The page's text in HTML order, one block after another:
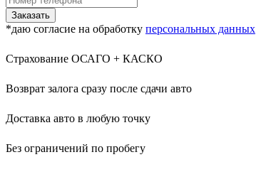
Заказать
*даю согласие на обработку персональных данных
Страхование ОСАГО + КАСКО
Возврат залога сразу после сдачи авто
Доставка авто в любую точку
Без ограничений по пробегу